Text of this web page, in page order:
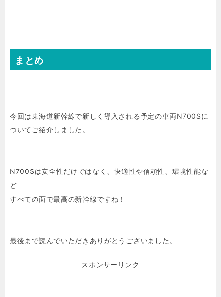
まとめ
今回は東海道新幹線で新しく導入される予定の車両N700Sに
ついてご紹介しました。
N700Sは安全性だけではなく、快適性や信頼性、環境性能な
ど
すべての面で最高の新幹線ですね！
最後まで読んでいただきありがとうございました。
スポンサーリンク